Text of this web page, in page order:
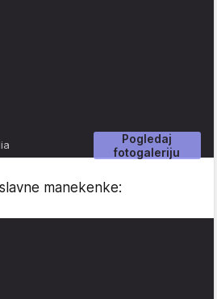
Pogledaj
fotogaleriju
manekenke: